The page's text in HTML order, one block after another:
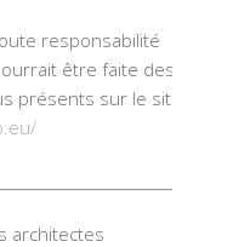
responsabilité
être faite des
présents sur le site
architectes